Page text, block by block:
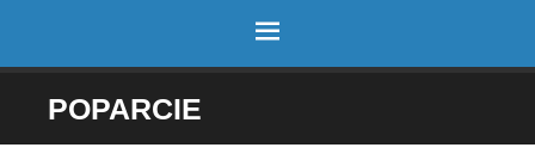
MENU
PRZESKOCZ
POPARCIE